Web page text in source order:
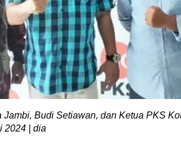
Jambi, Budi Setiawan, dan Ketua PKS
2024 | dia